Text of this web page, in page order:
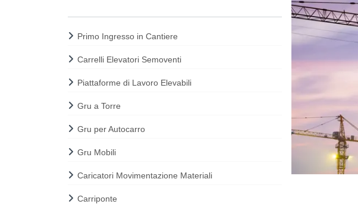
Primo Ingresso in Cantiere
Carrelli Elevatori Semoventi
Piattaforme di Lavoro Elevabili
Gru a Torre
Gru per Autocarro
Gru Mobili
Caricatori Movimentazione Materiali
Carriponte